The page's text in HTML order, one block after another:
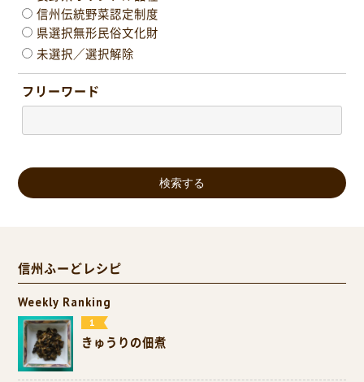
信州伝統野菜認定制度
県選択無形民俗文化財
未選択／選択解除
フリーワード
信州ふーどレシピ
Weekly Ranking
きゅうりの佃煮